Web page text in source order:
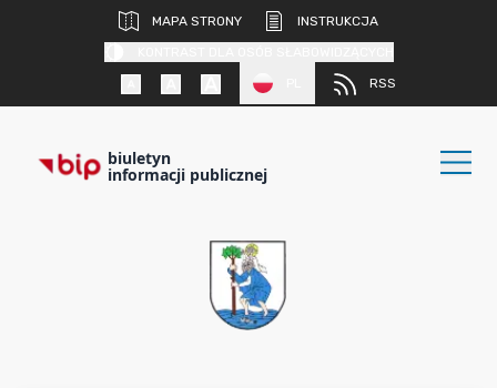
MAPA STRONY
INSTRUKCJA
RSS
biuletyn
informacji publicznej